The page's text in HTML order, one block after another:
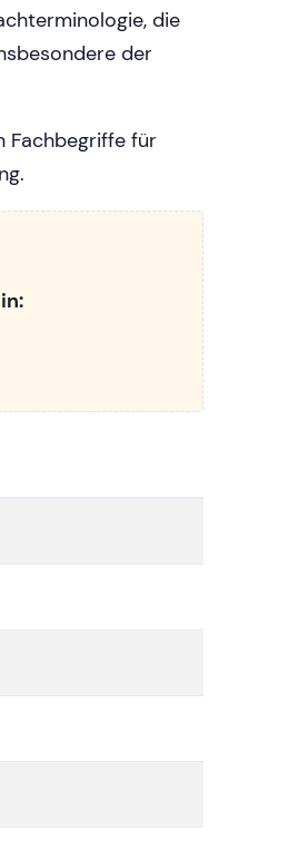
die
der
Fachbegriffe für